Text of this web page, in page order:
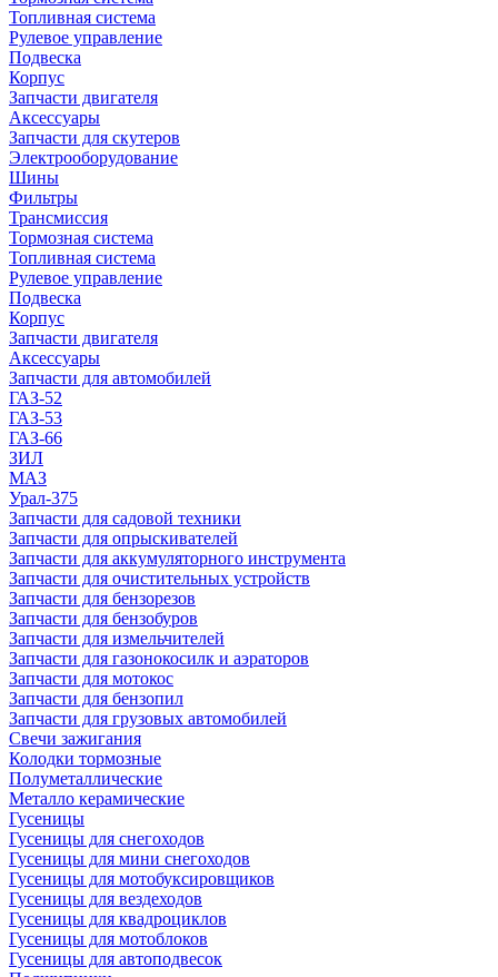
Топливная система
Рулевое управление
Подвеска
Корпус
Запчасти двигателя
Аксессуары
Запчасти для скутеров
Электрооборудование
Шины
Фильтры
Трансмиссия
Тормозная система
Топливная система
Рулевое управление
Подвеска
Корпус
Запчасти двигателя
Аксессуары
Запчасти для автомобилей
ГАЗ-52
ГАЗ-53
ГАЗ-66
ЗИЛ
МАЗ
Урал-375
Запчасти для садовой техники
Запчасти для опрыскивателей
Запчасти для аккумуляторного инструмента
Запчасти для очистительных устройств
Запчасти для бензорезов
Запчасти для бензобуров
Запчасти для измельчителей
Запчасти для газонокосилк и аэраторов
Запчасти для мотокос
Запчасти для бензопил
Запчасти для грузовых автомобилей
Свечи зажигания
Колодки тормозные
Полуметаллические
Металло керамические
Гусеницы
Гусеницы для снегоходов
Гусеницы для мини снегоходов
Гусеницы для мотобуксировщиков
Гусеницы для вездеходов
Гусеницы для квадроциклов
Гусеницы для мотоблоков
Гусеницы для автоподвесок